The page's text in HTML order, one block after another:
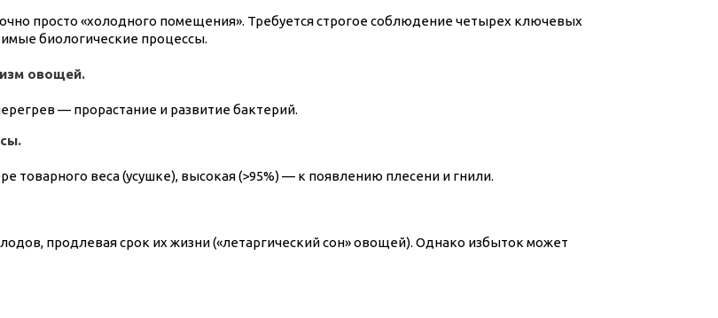
просто «холодного помещения». Требуется строгое соблюдение четырех ключевых
биологические процессы.
овощей.
— прорастание и развитие бактерий.
товарного веса (усушке), высокая (>95%) — к появлению плесени и гнили.
продлевая срок их жизни («летаргический сон» овощей). Однако избыток может